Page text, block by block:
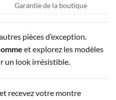
Garantie de la boutique
pièces d’exception.
et explorez les modèles
un look irrésistible.
recevez votre montre